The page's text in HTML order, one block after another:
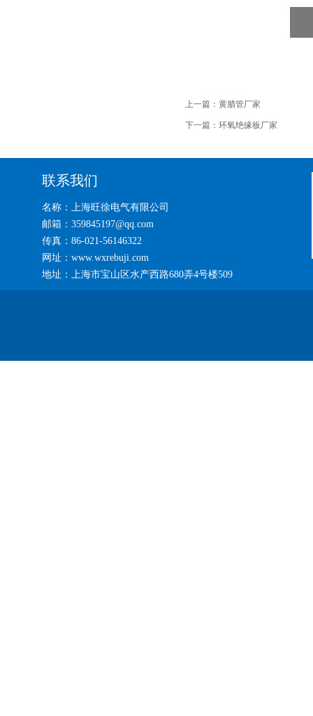
上一篇： 黄腊管厂家
下一篇： 环氧绝缘板厂家
联系我们
名称：上海旺徐电气有限公司
邮箱：359845197@qq.com
传真：86-021-56146322
网址：www.wxrebuji.com
地址：上海市宝山区水产西路680弄4号楼509